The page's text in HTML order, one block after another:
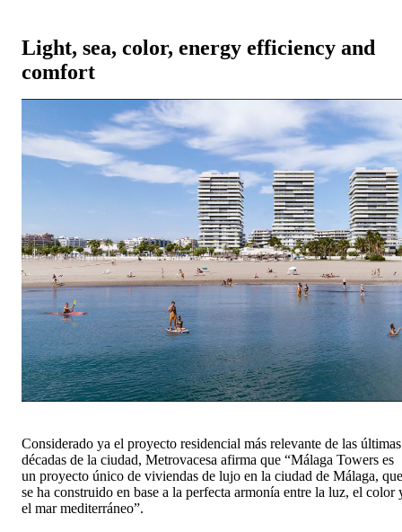
Light, sea, color, energy efficiency and
comfort
Considerado ya el proyecto residencial más relevante de las últimas
décadas de la ciudad, Metrovacesa afirma que “Málaga Towers es
un proyecto único de viviendas de lujo en la ciudad de Málaga, que
se ha construido en base a la perfecta armonía entre la luz, el color
el mar mediterráneo”.